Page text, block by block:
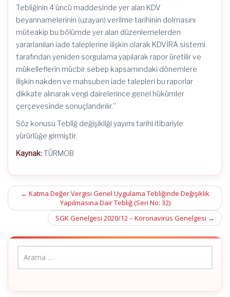
Tebliğinin 4’üncü maddesinde yer alan KDV
beyannamelerinin (uzayan) verilme tarihinin dolmasını
müteakip bu bölümde yer alan düzenlemelerden
yararlanılan iade taleplerine ilişkin olarak KDVİRA sistemi
tarafından yeniden sorgulama yapılarak rapor üretilir ve
mükelleflerin mücbir sebep kapsamındaki dönemlere
ilişkin nakden ve mahsuben iade talepleri bu raporlar
dikkate alınarak vergi dairelerince genel hükümler
çerçevesinde sonuçlandırılır.”
Söz konusu Tebliğ değişikliği yayımı tarihi itibariyle
yürürlüğe girmiştir.
Kaynak:TÜRMOB
Post
navigation
← Katma Değer Vergisi Genel Uygulama Tebliğinde Değişiklik
Yapılmasına Dair Tebliğ (Seri No: 32)
SGK Genelgesi 2020/12 – Koronavirüs Genelgesi →